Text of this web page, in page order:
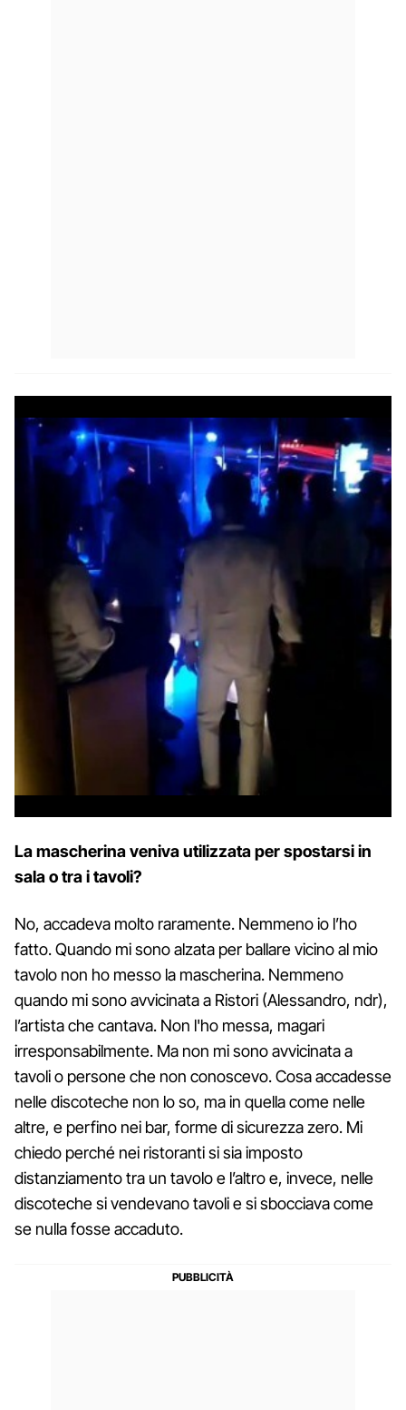
La mascherina veniva utilizzata per spostarsi in
sala o tra i tavoli?
No, accadeva molto raramente. Nemmeno io l’ho
fatto. Quando mi sono alzata per ballare vicino al mio
tavolo non ho messo la mascherina. Nemmeno
quando mi sono avvicinata a Ristori (Alessandro, ndr),
l’artista che cantava. Non l'ho messa, magari
irresponsabilmente. Ma non mi sono avvicinata a
tavoli o persone che non conoscevo. Cosa accadesse
nelle discoteche non lo so, ma in quella come nelle
altre, e perfino nei bar, forme di sicurezza zero. Mi
chiedo perché nei ristoranti si sia imposto
distanziamento tra un tavolo e l’altro e, invece, nelle
discoteche si vendevano tavoli e si sbocciava come
se nulla fosse accaduto.